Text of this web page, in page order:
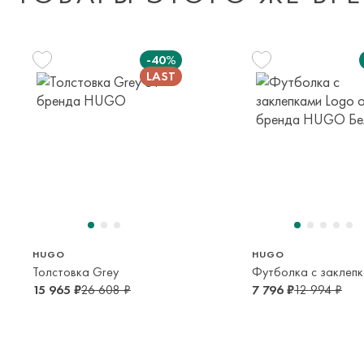
-40%
HUGO
Толстовка Grey
15 965 ₽26 608 ₽
HUGO
7 796 ₽12 994 ₽